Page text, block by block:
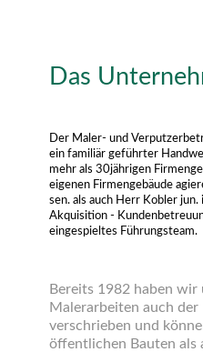
Das
Der Maler- und
ein familiär geführter
mehr als 30jährigen
eigenen Firmengebäude
sen. als auch Herr Kobler jun.
Akquisition -
eingespieltes Führungsteam.
Bereits 1982 haben wir
Malerarbeiten auch der
verschrieben und
öffentlichen Bauten als